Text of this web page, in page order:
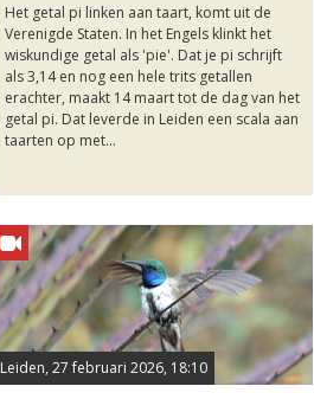
Het getal pi linken aan taart, komt uit de
Verenigde Staten. In het Engels klinkt het
wiskundige getal als 'pie'. Dat je pi schrijft
als 3,14 en nog een hele trits getallen
erachter, maakt 14 maart tot de dag van het
getal pi. Dat leverde in Leiden een scala aan
taarten op met...
Leiden, 27 februari 2026, 18:10